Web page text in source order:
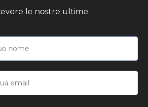
le nostre ultime